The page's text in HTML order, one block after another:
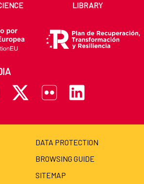
LIBRARY
DATA PROTECTION
BROWSING GUIDE
SITEMAP